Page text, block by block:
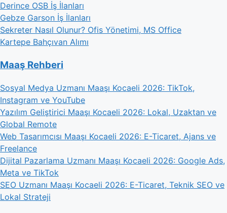
Derince OSB İş İlanları
Gebze Garson İş İlanları
Sekreter Nasıl Olunur? Ofis Yönetimi, MS Office
Kartepe Bahçıvan Alımı
Maaş Rehberi
Sosyal Medya Uzmanı Maaşı Kocaeli 2026: TikTok,
Instagram ve YouTube
Yazılım Geliştirici Maaşı Kocaeli 2026: Lokal, Uzaktan ve
Global Remote
Web Tasarımcısı Maaşı Kocaeli 2026: E-Ticaret, Ajans ve
Freelance
Dijital Pazarlama Uzmanı Maaşı Kocaeli 2026: Google Ads,
Meta ve TikTok
SEO Uzmanı Maaşı Kocaeli 2026: E-Ticaret, Teknik SEO ve
Lokal Strateji